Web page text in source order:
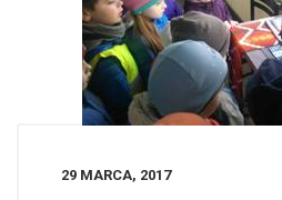
29 MARCA, 2017